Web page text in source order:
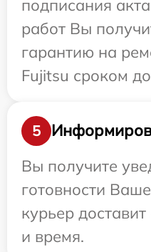
подписания
работ Вы
гарантию на
Fujitsu сроком
5
Вы получите
готовности
курьер
и время.